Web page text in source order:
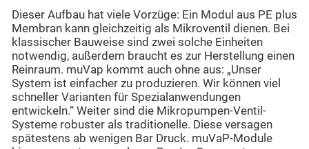
Dieser Aufbau hat viele Vorzüge: Ein Modul aus PE plus
Membran kann gleichzeitig als Mikroventil dienen. Bei
klassischer Bauweise sind zwei solche Einheiten
notwendig, außerdem braucht es zur Herstellung einen
Reinraum. muVap kommt auch ohne aus: „Unser
System ist einfacher zu produzieren. Wir können viel
schneller Varianten für Spezialanwendungen
entwickeln.“ Weiter sind die Mikropumpen-Ventil-
Systeme robuster als traditionelle. Diese versagen
spätestens ab wenigen Bar Druck. muVaP-Module